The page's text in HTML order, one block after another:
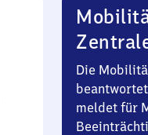
Die
meldet für